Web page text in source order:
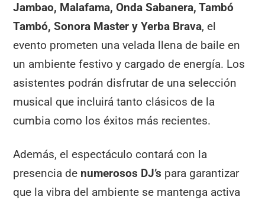
Jambao, Malafama, Onda Sabanera, Tambó
Tambó, Sonora Master y Yerba Brava, el
evento prometen una velada llena de baile en
un ambiente festivo y cargado de energía. Los
asistentes podrán disfrutar de una selección
musical que incluirá tanto clásicos de la
cumbia como los éxitos más recientes.
Además, el espectáculo contará con la
presencia de numerosos DJ’s para garantizar
que la vibra del ambiente se mantenga activa